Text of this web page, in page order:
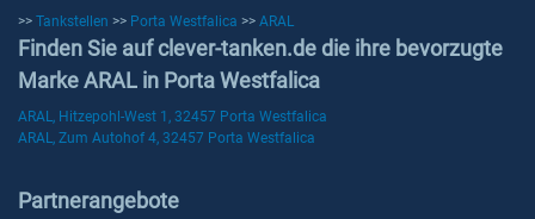
>> Tankstellen >> Porta Westfalica >> ARAL
Finden Sie auf clever-tanken.de die ihre bevorzugte
Marke ARAL in Porta Westfalica
ARAL, Hitzepohl-West 1, 32457 Porta Westfalica
ARAL, Zum Autohof 4, 32457 Porta Westfalica
Partnerangebote